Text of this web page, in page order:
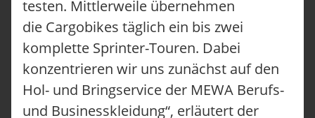
testen. Mittlerweile übernehmen
die Cargobikes täglich ein bis zwei
komplette Sprinter-Touren. Dabei
konzentrieren wir uns zunächst auf den
Hol- und Bringservice der MEWA Berufs-
und Businesskleidung“, erläutert der